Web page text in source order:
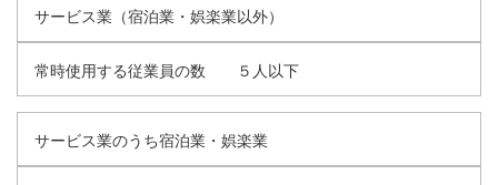
サービス業（宿泊業・娯楽業以外）
常時使用する従業員の数 ５人以下
サービス業のうち宿泊業・娯楽業